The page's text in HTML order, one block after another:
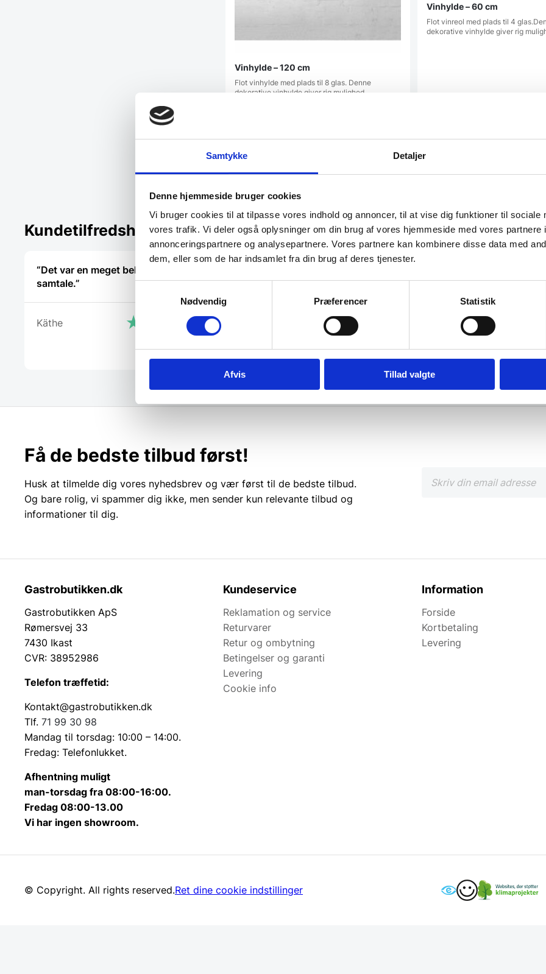
Samtykke Detaljer
Denne hjemmeside bruger cookies
Vi bruger cookies til at tilpasse vores indhold og annoncer, til at vise dig funktioner til sociale
vores trafik. Vi deler også oplysninger om din brug af vores hjemmeside med vores partnere
annonceringspartnere og analysepartnere. Vores partnere kan kombinere disse data med
dem, eller som de har indsamlet fra din brug af deres tjenester.
Nødvendig
Præferencer Statistik
Afvis Tillad valgte
Vinhylde – 120 cm
Flot vinhylde med plads til 8 glas. Denne
dekorative vinhylde giver rig mulighed…
Dette
vare
flere
vælges
på
varesiden
Vinhylde – 60 cm
Flot vinreol med plads til 4
dekorative vinhylde giver rig
Kundetilfredshed
“Det var en meget behagelig
samtale.”
Käthe
Brian Nielsen
overskue samt hurtig
Få de bedste tilbud først!
Husk at tilmelde dig vores nyhedsbrev og vær først til de bedste tilbud.
Og bare rolig, vi spammer dig ikke, men sender kun relevante tilbud og
informationer til dig.
Gastrobutikken.dk
Gastrobutikken ApS
Rømersvej 33
7430 Ikast
CVR: 38952986
Telefon træffetid:
Kontakt@gastrobutikken.dk
Tlf. 71 99 30 98
Mandag til torsdag: 10:00 – 14:00.
Fredag: Telefonlukket.
Afhentning muligt
man-torsdag fra 08:00-16:00.
Fredag 08:00-13.00
Vi har ingen showroom.
Kundeservice
Reklamation og service
Returvarer
Retur og ombytning
Betingelser og garanti
Levering
Cookie info
Information
Forside
Kortbetaling
Levering
© Copyright. All rights reserved.Ret dine cookie indstillinger